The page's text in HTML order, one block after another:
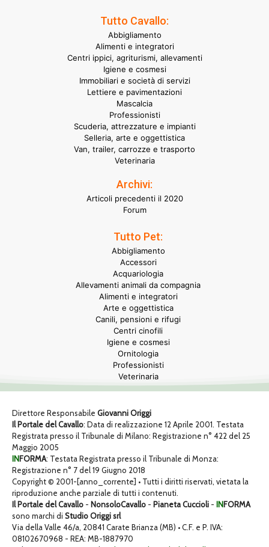
Tutto Cavallo:
Abbigliamento
Alimenti e integratori
Centri ippici, agriturismi, allevamenti
Igiene e cosmesi
Immobiliari e società di servizi
Lettiere e pavimentazioni
Mascalcia
Professionisti
Scuderia, attrezzature e impianti
Selleria, arte e oggettistica
Van, trailer, carrozze e trasporto
Veterinaria
Archivi:
Articoli precedenti il 2020
Forum
Tutto Pet:
Abbigliamento
Accessori
Acquariologia
Allevamenti animali da compagnia
Alimenti e integratori
Arte e oggettistica
Canili, pensioni e rifugi
Centri cinofili
Igiene e cosmesi
Ornitologia
Professionisti
Veterinaria
Direttore Responsabile Giovanni Origgi
Il Portale del Cavallo: Data di realizzazione 12 Aprile 2001. Testata
Registrata presso il Tribunale di Milano: Registrazione n° 422 del 25
Maggio 2005
INFORMA: Testata Registrata presso il Tribunale di Monza:
Registrazione n° 7 del 19 Giugno 2018
Copyright © 2001-[anno_corrente] • Tutti i diritti riservati, vietata la
riproduzione anche parziale di tutti i contenuti.
Il Portale del Cavallo - NonsoloCavallo - Pianeta Cuccioli - INFORMA
sono marchi di Studio Origgi srl
Via della Valle 46/a, 20841 Carate Brianza (MB) • C.F. e P. IVA:
08102670968 - REA: MB-1887970